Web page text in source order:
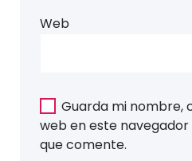
Web
Guarda mi nombre,
web en este
que comente.